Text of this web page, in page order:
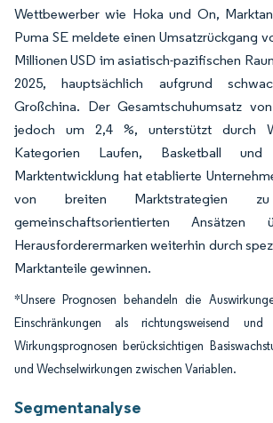
Wettbewerber wie Hoka und On,
Puma SE meldete einen Umsatzrückgang
Millionen USD im asiatisch-pazifischen
2025, hauptsächlich aufgrund
Großchina. Der Gesamtschuhumsatz
jedoch um 2,4 %, unterstützt durch
Kategorien Laufen, Basketball
Marktentwicklung hat etablierte
von breiten Marktstrategien zu
gemeinschaftsorientierten Ansätzen
Herausforderermarken weiterhin durch
Marktanteile gewinnen.
*Unsere Prognosen behandeln die
Einschränkungen als richtungsweisend
Wirkungsprognosen berücksichtigen
und Wechselwirkungen zwischen Variablen.
Segmentanalyse